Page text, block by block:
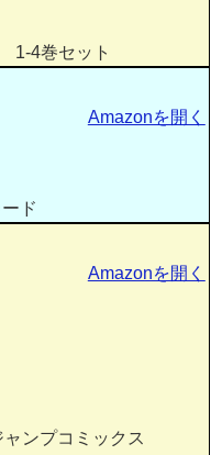
4巻セット
ド
Amazonを開く
ンプコミックス
Amazonを開く